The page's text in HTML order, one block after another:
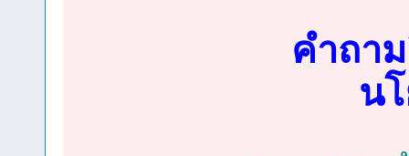
คำถา
น